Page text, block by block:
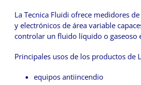
La Tecnica Fluidi ofrece medidores
y electrónicos de área variable
controlar un fluido líquido o gaseoso
Principales usos de los productos de
equipos antiincendio